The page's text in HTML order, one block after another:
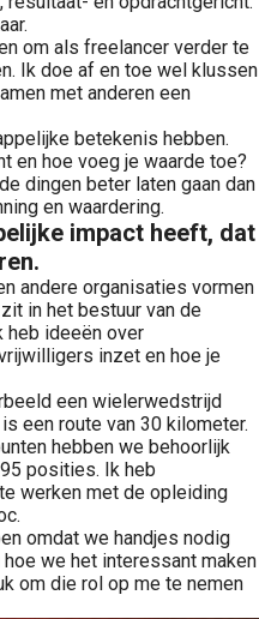
om als freelancer verder te
Ik doe af en toe wel klussen
met anderen een
betekenis hebben.
en hoe voeg je waarde toe?
dingen beter laten gaan dan
en waardering.
impact heeft, dat
andere organisaties vormen
in het bestuur van de
heb ideeën over
inzet en hoe je
een wielerwedstrijd
een route van 30 kilometer.
hebben we behoorlijk
posities. Ik heb
werken met de opleiding
omdat we handjes nodig
we het interessant maken
om die rol op me te nemen